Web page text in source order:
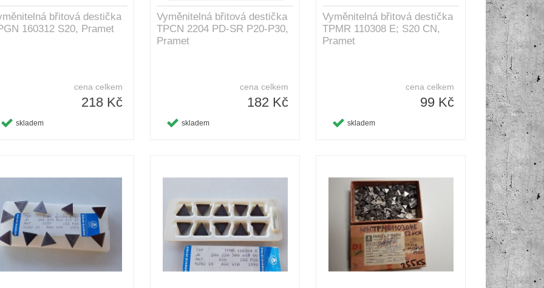
břitová destička
160312 S20, Pramet
cena celkem
218 Kč
skladem
Vyměnitelná břitová destička
TPCN 2204 PD-SR P20-P30,
Pramet
cena celkem
182 Kč
skladem
Vyměnitelná břitová destička
TPMR 110308 E; S20 CN,
Pramet
cena celkem
99 Kč
skladem